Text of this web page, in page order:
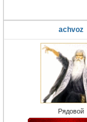
achvoz
Рядовой